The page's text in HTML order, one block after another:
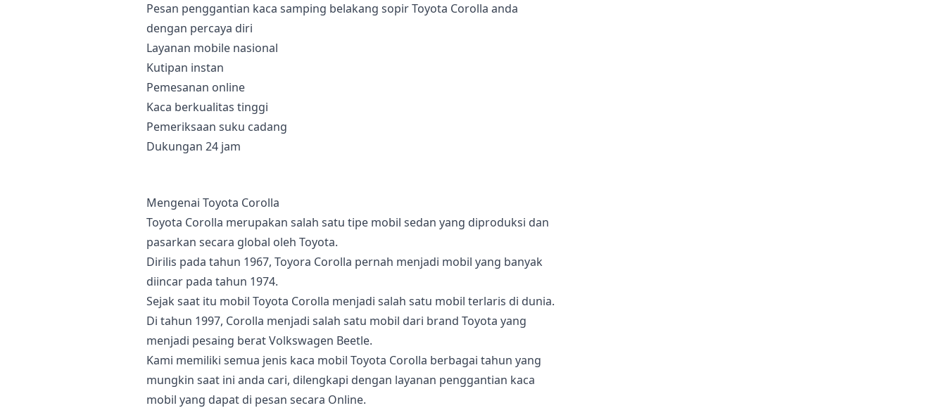
Pesan penggantian kaca samping belakang sopir Toyota Corolla anda
dengan percaya diri
Layanan mobile nasional
Kutipan instan
Pemesanan online
Kaca berkualitas tinggi
Pemeriksaan suku cadang
Dukungan 24 jam
Mengenai Toyota Corolla
Toyota Corolla merupakan salah satu tipe mobil sedan yang diproduksi dan
pasarkan secara global oleh Toyota.
Dirilis pada tahun 1967, Toyora Corolla pernah menjadi mobil yang banyak
diincar pada tahun 1974.
Sejak saat itu mobil Toyota Corolla menjadi salah satu mobil terlaris di dunia.
Di tahun 1997, Corolla menjadi salah satu mobil dari brand Toyota yang
menjadi pesaing berat Volkswagen Beetle.
Kami memiliki semua jenis kaca mobil Toyota Corolla berbagai tahun yang
mungkin saat ini anda cari, dilengkapi dengan layanan penggantian kaca
mobil yang dapat di pesan secara Online.